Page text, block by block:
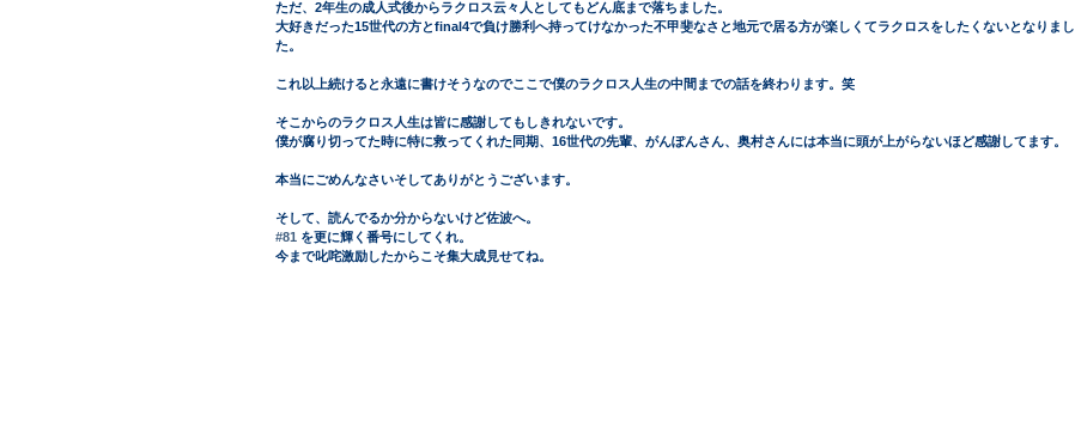
ただ、2年生の成人式後からラクロス云々人としてもどん底まで落ちました。
大好きだった15世代の方とfinal4で負け勝利へ持ってけなかった不甲斐なさと地元で居る方が楽しくてラクロスをしたくないとなりまし
た。
これ以上続けると永遠に書けそうなのでここで僕のラクロス人生の中間までの話を終わります。笑
そこからのラクロス人生は皆に感謝してもしきれないです。
僕が腐り切ってた時に特に救ってくれた同期、16世代の先輩、がんぽんさん、奥村さんには本当に頭が上がらないほど感謝してます。
本当にごめんなさいそしてありがとうございます。
そして、読んでるか分からないけど佐波へ。
#81 を更に輝く番号にしてくれ。
今まで叱咤激励したからこそ集大成見せてね。